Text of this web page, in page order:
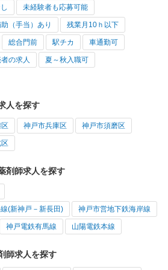
未経験者も応募可能
（手当）あり 残業月10ｈ以下
総合門前 駅チカ 車通勤可
の求人 夏～秋入職可
人を探す
神戸市兵庫区 神戸市須磨区
剤師求人を探す
(新神戸－新長田) 神戸市営地下鉄海岸線
神戸電鉄有馬線 山陽電鉄本線
師求人を探す